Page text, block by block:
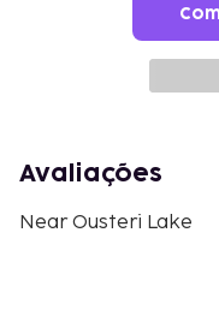
Avaliações
Near Ousteri Lake